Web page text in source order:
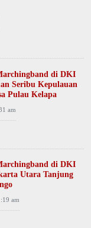
di DKI
Seribu Kepulauan
Pulau Kelapa
am
di DKI
Utara Tanjung
am